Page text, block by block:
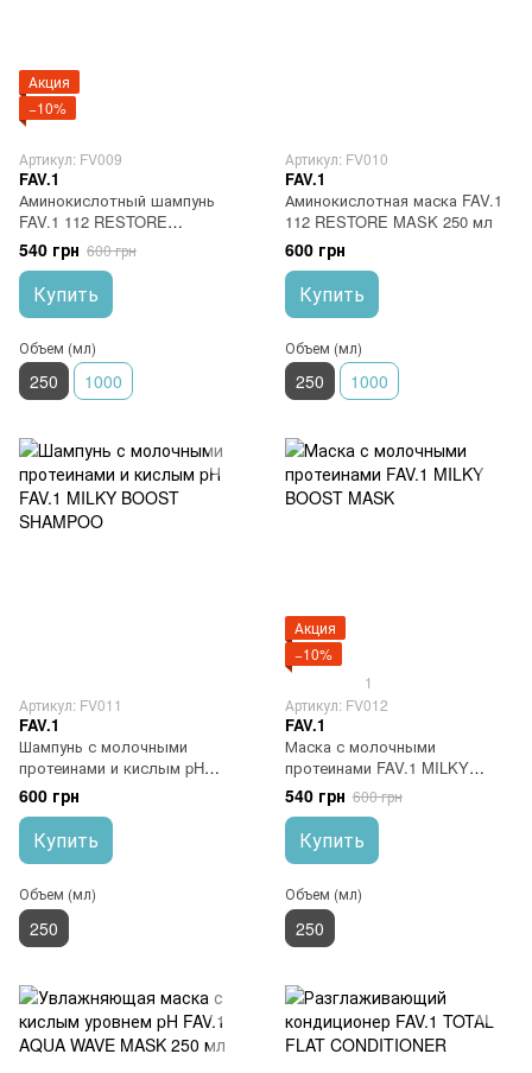
Акция
−10%
Артикул: FV009
FAV.1
Аминокислотный шампунь
FAV.1 112 RESTORE
SHAMPOO 250 мл
540 грн 600 грн
Купить
Объем (мл)
250 1000
Артикул: FV010
FAV.1
Аминокислотная маска FAV.1
112 RESTORE MASK 250 мл
600 грн
Купить
Объем (мл)
250 1000
Артикул: FV011
FAV.1
Шампунь с молочными
протеинами и кислым pH
FAV.1 MILKY BOOST
SHAMPOO
600 грн
Купить
Объем (мл)
250
Акция
−10%
1
Артикул: FV012
FAV.1
Маска с молочными
протеинами FAV.1 MILKY
BOOST MASK
540 грн 600 грн
Купить
Объем (мл)
250